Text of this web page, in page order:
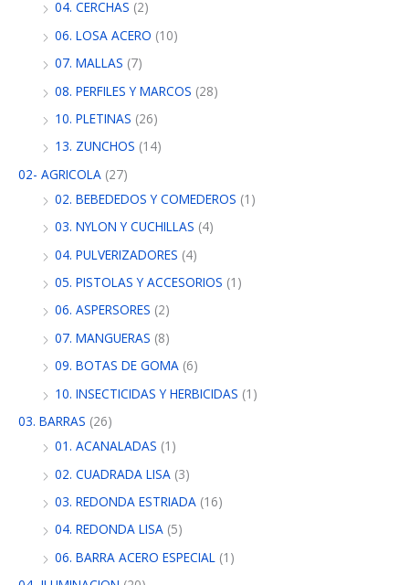
04. CERCHAS (2)
06. LOSA ACERO (10)
07. MALLAS (7)
08. PERFILES Y MARCOS (28)
10. PLETINAS (26)
13. ZUNCHOS (14)
02- AGRICOLA (27)
02. BEBEDEDOS Y COMEDEROS (1)
03. NYLON Y CUCHILLAS (4)
04. PULVERIZADORES (4)
05. PISTOLAS Y ACCESORIOS (1)
06. ASPERSORES (2)
07. MANGUERAS (8)
09. BOTAS DE GOMA (6)
10. INSECTICIDAS Y HERBICIDAS (1)
03. BARRAS (26)
01. ACANALADAS (1)
02. CUADRADA LISA (3)
03. REDONDA ESTRIADA (16)
04. REDONDA LISA (5)
06. BARRA ACERO ESPECIAL (1)